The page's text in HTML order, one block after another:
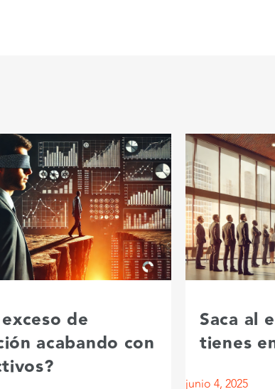
de
acabando con
Saca al
tienes
junio 4, 2025